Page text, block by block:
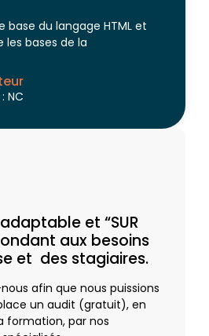
base du langage HTML et
les bases de la
NC
et “SUR
aux besoins
et des stagiaires.
afin que nous puissions
un audit (gratuit), en
formation, par nos